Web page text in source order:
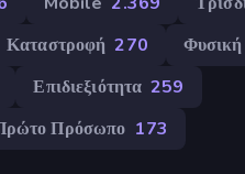
Καταστροφή 270
Φυσική
Επιδιεξιότητα 259
Πρόσωπο 173